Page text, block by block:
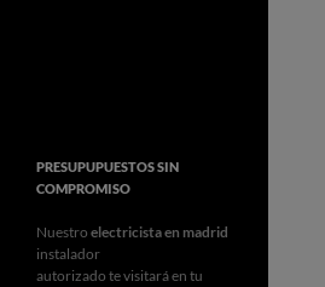
PRESUPUPUESTOS SIN
COMPROMISO
Nuestro electricista en madrid
instalador
autorizado te visitará en tu